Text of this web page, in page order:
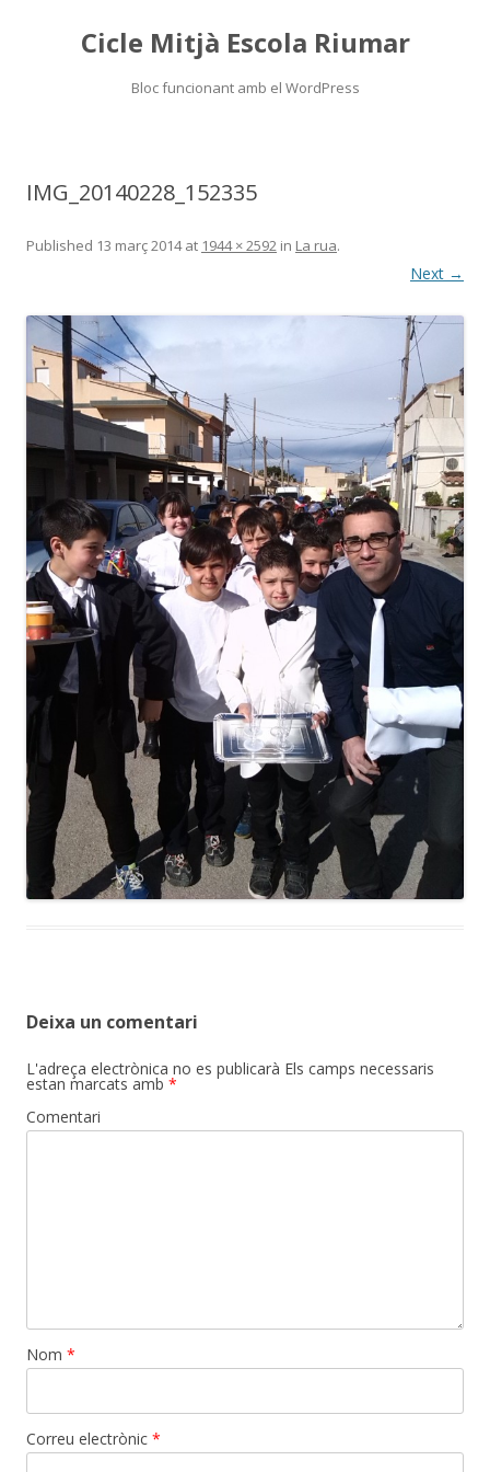
Cicle Mitjà Escola Riumar
Bloc funcionant amb el WordPress
IMG_20140228_152335
Published 13 març 2014at 1944 × 2592 in La rua.
Next →
Deixa un comentari
L'adreça electrònica no es publicarà Els camps necessaris
estan marcats amb *
Comentari
Nom *
Correu electrònic *